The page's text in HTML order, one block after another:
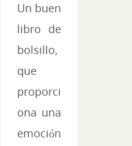
Un buen
libro de
bolsillo,
que
proporci
ona una
emoción